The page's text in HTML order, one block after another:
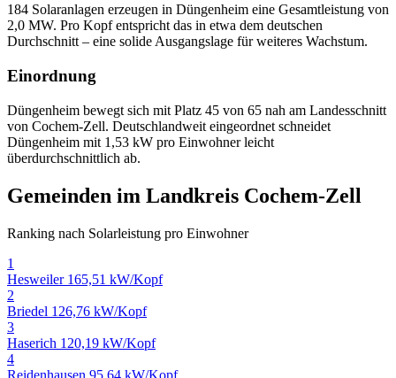
184 Solaranlagen erzeugen in Düngenheim eine Gesamtleistung von
2,0 MW. Pro Kopf entspricht das in etwa dem deutschen
Durchschnitt – eine solide Ausgangslage für weiteres Wachstum.
Einordnung
Düngenheim bewegt sich mit Platz 45 von 65 nah am Landesschnitt
von Cochem-Zell. Deutschlandweit eingeordnet schneidet
Düngenheim mit 1,53 kW pro Einwohner leicht
überdurchschnittlich ab.
Gemeinden im Landkreis Cochem-Zell
Ranking nach Solarleistung pro Einwohner
1
Hesweiler 165,51 kW/Kopf
2
Briedel 126,76 kW/Kopf
3
Haserich 120,19 kW/Kopf
4
Reidenhausen 95,64 kW/Kopf